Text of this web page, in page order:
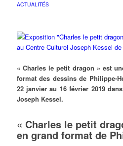
ACTUALITÉS
« Charles le petit dragon » est
format des dessins de Philippe-
22 janvier au 16 février 2019
Joseph Kessel.
« Charles le petit
en grand format de